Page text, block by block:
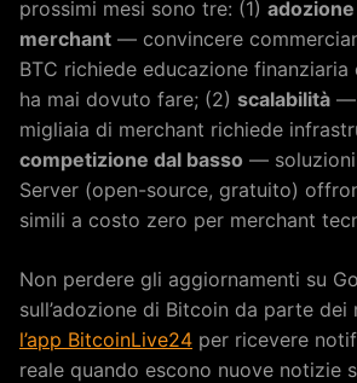
prossimi mesi sono tre: (1)
merchant — convincere
BTC richiede educazione finanziaria
ha mai dovuto fare; (2) scalabilità —
migliaia di merchant richiede
competizione dal basso — soluzioni
Server (open-source, gratuito)
simili a costo zero per merchant
Non perdere gli aggiornamenti su
sull’adozione di Bitcoin da parte dei
l’app BitcoinLive24 per ricevere
reale quando escono nuove notizie